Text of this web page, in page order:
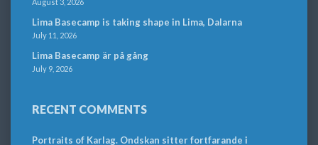
Lima Basecamp is taking shape in Lima, Dalarna
July 11, 2026
Lima Basecamp är på gång
July 9, 2026
RECENT COMMENTS
Portraits of Karlag. Ondskan sitter fortfarande i